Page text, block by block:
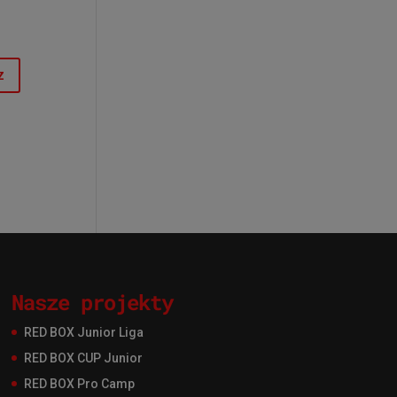
Nasze projekty
RED BOX Junior Liga
RED BOX CUP Junior
RED BOX Pro Camp